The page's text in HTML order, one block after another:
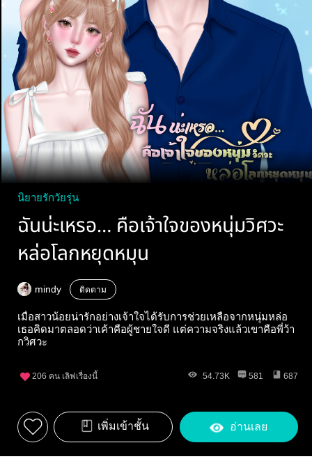
นิยายรักวัยรุ่น
ฉันน่ะเหรอ… คือเจ้าใจของหนุ่มวิศวะ
หล่อโลกหยุดหมุน
mindy ติดตาม
เมื่อสาวน้อยน่ารักอย่างเจ้าใจได้รับการช่วยเหลือจากหนุ่มหล่อ
เธอคิดมาตลอดว่าเค้าคือผู้ชายใจดี แต่ความจริงแล้วเขาคือพี่ว้า
กวิศวะ
206 คน เลิฟเรื่องนี้ 54.73K 581 687
เพิ่มเข้าชั้น อ่านเลย